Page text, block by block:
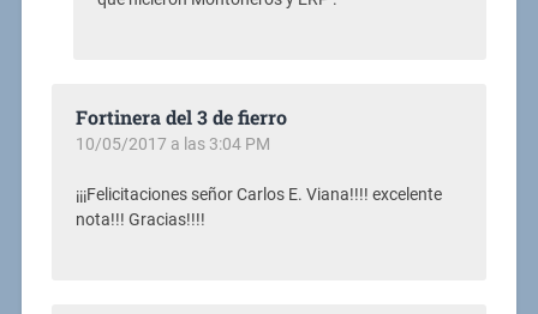
Fortinera del 3 de fierro
10/05/2017 a las 3:04 PM
¡¡¡Felicitaciones señor Carlos E. Viana!!!! excelente
nota!!! Gracias!!!!